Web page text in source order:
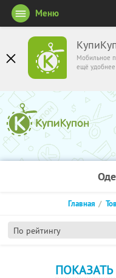
Мобильное
ещё удобнее
Меню
По рейтингу
Главная